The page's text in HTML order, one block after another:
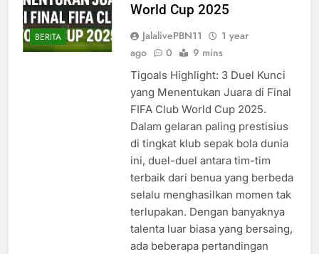
BERITA
World Cup 2025
JalalivePBN11
1 year
ago
0 9 mins
Tigoals Highlight: 3 Duel Kunci
yang Menentukan Juara di Final
FIFA Club World Cup 2025.
Dalam gelaran paling prestisius
di tingkat klub sepak bola dunia
ini, duel-duel antara tim-tim
terbaik dari benua yang berbeda
selalu menghasilkan momen tak
terlupakan. Dengan banyaknya
talenta luar biasa yang bersaing,
ada beberapa pertandingan